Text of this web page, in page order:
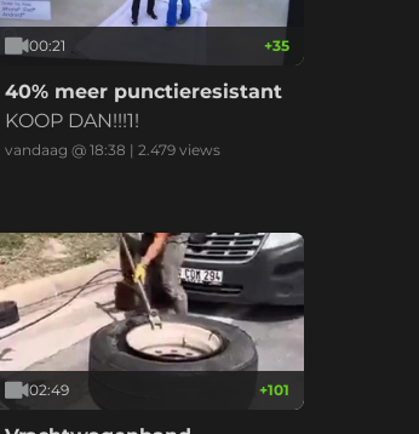
00:21 +35
40% meer punctieresistant
KOOP DAN!!!1!
vandaag @ 18:38 |2.479 views
02:49 +101